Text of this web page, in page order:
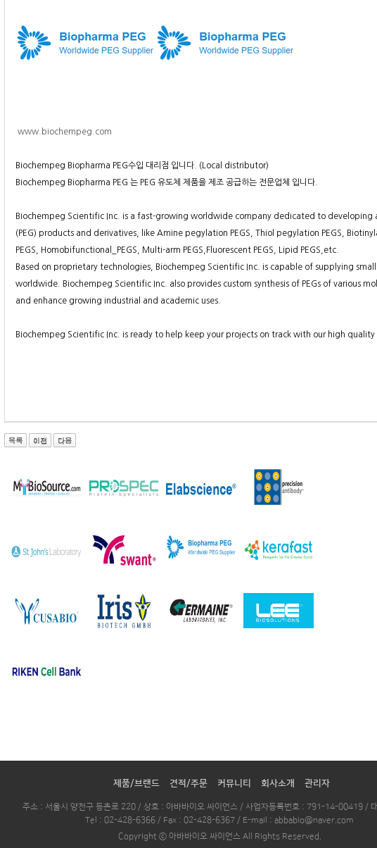
www.biochempeg.com
Biochempeg Biopharma PEG수입 대리점 입니다. (Local distributor)
Biochempeg Biopharma PEG 는 PEG 유도체 제품을 제조 공급하는 전문업체 입니다.
Biochempeg Scientific Inc. is a fast-growing worldwide company dedicated to
(PEG) products and derivatives, like Amine pegylation PEGS, Thiol pegylation PEGS,
PEGS, Homobifunctional_PEGS, Multi-arm PEGS,Fluorescent PEGS, Lipid PEGS,etc.
Based on proprietary technologies, Biochempeg Scientific Inc. is capable of supplying
worldwide. Biochempeg Scientific Inc. also provides custom synthesis of PEGs of various
and enhance growing industrial and academic uses.
Biochempeg Scientific Inc. is ready to help keep your projects on track with our high quality
제품/브랜드 견적/주문 커뮤니티 회사소개 관리자
주소 : 서울시 양천구 등촌로 220 / 상호 : 아바바이오 싸이언스 / 사업자등록번호 : 791-14-00419 /
Tel : 02-428-6366 / Fax : 02-428-6367 / E-mail : abbabio@naver.com
Copyright ⓒ 아바바이오 싸이언스 All Rights Reserved.